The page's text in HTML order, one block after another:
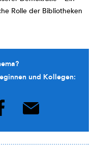
Rolle der Bibliotheken
und Kollegen: